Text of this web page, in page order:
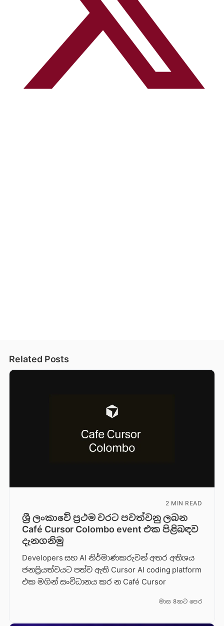
Related Posts
2 MIN READ
ශ්‍රී ලංකාවේ ප්‍රථම වරට පවත්වනු ලබන
Café Cursor Colombo event එක පිළිබඳව
දැනගනිමු
Developers සහ AI නිර්මාණකරුවන් අතර අතිශය
ජනප්‍රියත්වයට පත්ව ඇති Cursor AI coding platform
එක මගින් සංවිධානය කර න Café Cursor
මාස 8කට පෙර